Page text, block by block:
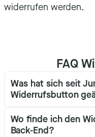
widerrufen werden.
FAQ
Was hat sich seit
Widerrufsbutton
Wo finde ich den
Back-End?